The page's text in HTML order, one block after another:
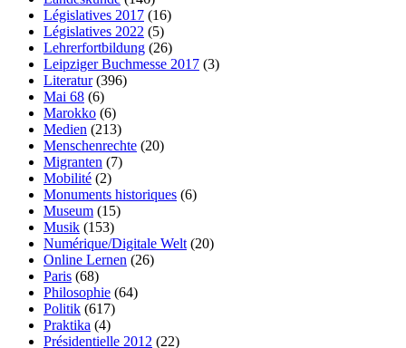
Législatives 2017 (16)
Législatives 2022 (5)
Lehrerfortbildung (26)
Leipziger Buchmesse 2017 (3)
Literatur(396)
Mai 68 (6)
Marokko (6)
Medien (213)
Menschenrechte (20)
Migranten (7)
Mobilité (2)
Monuments historiques (6)
Museum (15)
Musik (153)
Numérique/Digitale Welt (20)
Online Lernen (26)
Paris (68)
Philosophie (64)
Politik (617)
Praktika (4)
Présidentielle 2012 (22)